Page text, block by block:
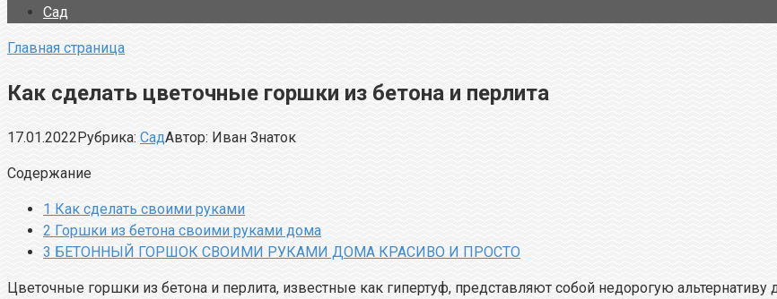
Сад
Главная страница
Как сделать цветочные горшки из бетона и перлита
17.01.2022Рубрика: СадАвтор: Иван Знаток
Содержание
1 Как сделать своими руками
2 Горшки из бетона своими руками дома
3 БЕТОННЫЙ ГОРШОК СВОИМИ РУКАМИ ДОМА КРАСИВО И ПРОСТО
Цветочные горшки из бетона и перлита, известные как гипертуф, представляют собой недорогую